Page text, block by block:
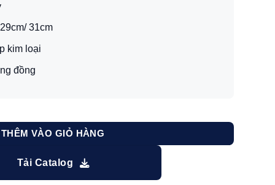
31cm
kim loại
đồng
THÊM VÀO GIỎ HÀNG
Tải Catalog